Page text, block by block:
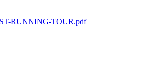
RUNNING-TOUR.pdf